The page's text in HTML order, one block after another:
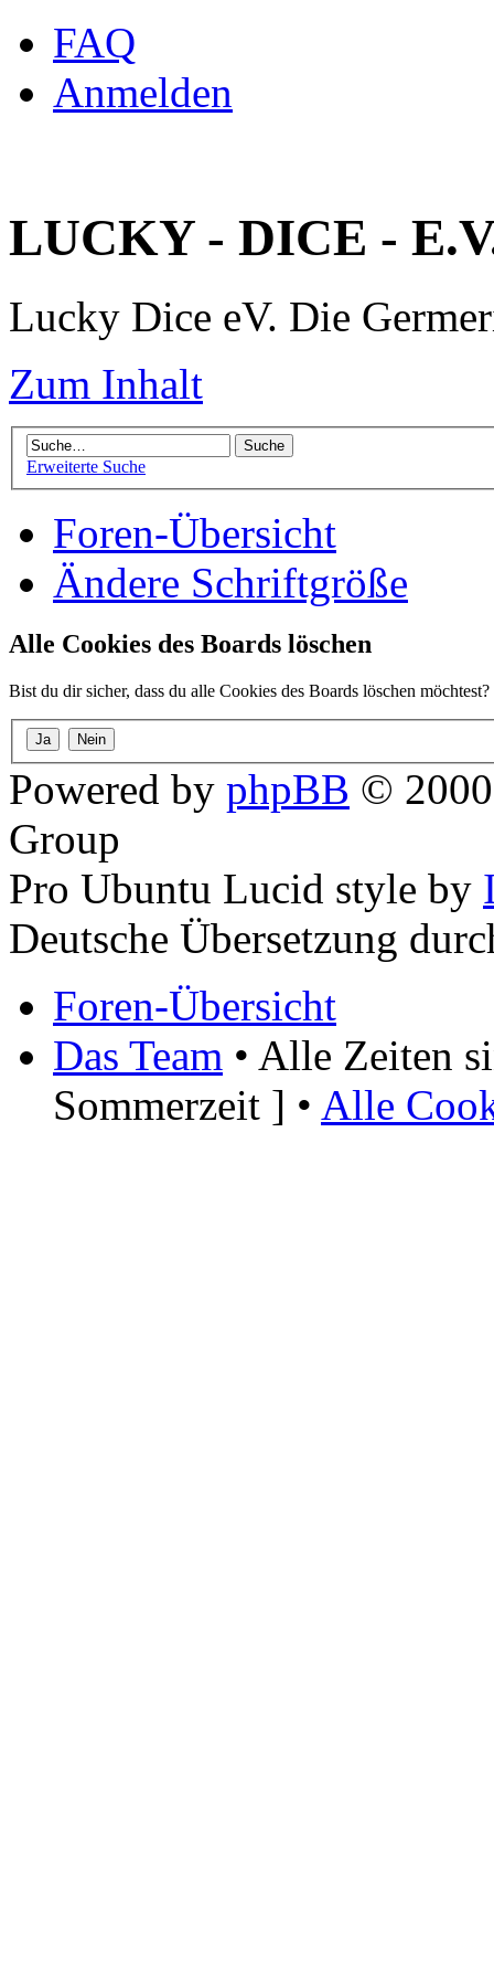
FAQ
Anmelden
LUCKY - DICE -
Lucky Dice eV. Die
Zum Inhalt
Erweiterte Suche
Foren-Übersicht
Ändere Schriftgröße
Alle Cookies des Boards löschen
Bist du dir sicher, dass du alle Cookies des Boards löschen möchtest?
Powered by phpBB ©
Group
Pro Ubuntu Lucid style by
Deutsche Übersetzung
Foren-Übersicht
Das Team • Alle Zeiten
Sommerzeit ] • Alle